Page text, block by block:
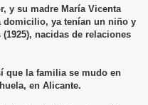
y su madre María Vicenta
domicilio, ya tenían un niño y
nacidas de relaciones
que la familia se mudo en
en Alicante.